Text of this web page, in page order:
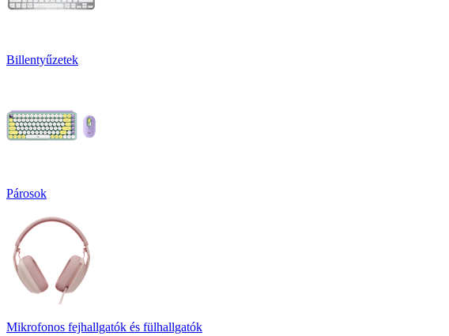
Billentyűzetek
Párosok
Mikrofonos fejhallgatók és fülhallgatók